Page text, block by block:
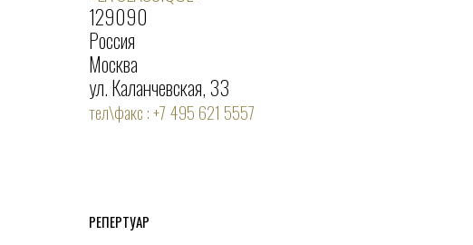
129090
Россия
Москва
ул. Каланчевская, 33
тел\факс : +7 495 621 5557
РЕПЕРТУАР